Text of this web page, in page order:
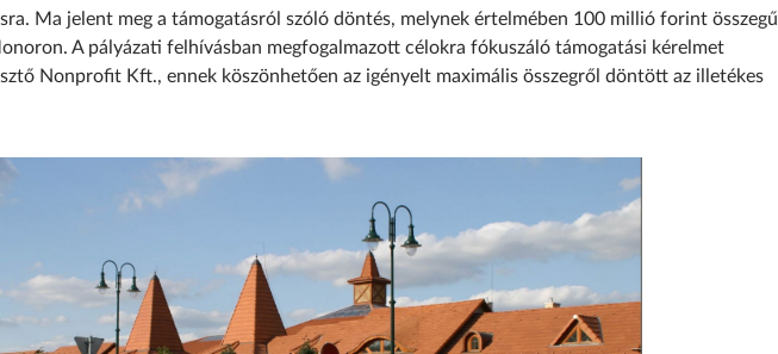
Ma jelent meg a támogatásról szóló döntés, melynek értelmében 100 millió forint összegű
A pályázati felhívásban megfogalmazott célokra fókuszáló támogatási kérelmet
Nonprofit Kft., ennek köszönhetően az igényelt maximális összegről döntött az illetékes